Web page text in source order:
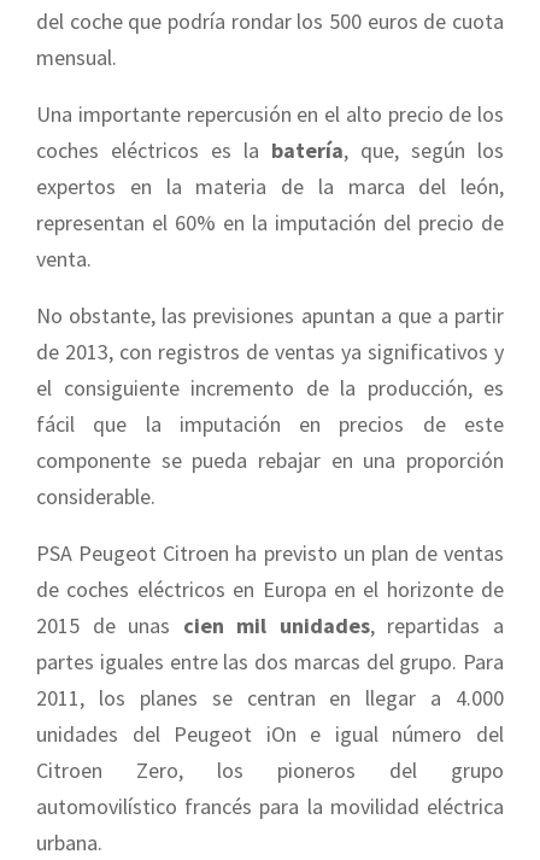
del coche que podría rondar los 500 euros de cuota
mensual.
Una importante repercusión en el alto precio de los
coches eléctricos es la batería, que, según los
expertos en la materia de la marca del león,
representan el 60% en la imputación del precio de
venta.
No obstante, las previsiones apuntan a que a partir
de 2013, con registros de ventas ya significativos y
el consiguiente incremento de la producción, es
fácil que la imputación en precios de este
componente se pueda rebajar en una proporción
considerable.
PSA Peugeot Citroen ha previsto un plan de ventas
de coches eléctricos en Europa en el horizonte de
2015 de unas cien mil unidades, repartidas a
partes iguales entre las dos marcas del grupo. Para
2011, los planes se centran en llegar a 4.000
unidades del Peugeot iOn e igual número del
Citroen Zero, los pioneros del grupo
automovilístico francés para la movilidad eléctrica
urbana.